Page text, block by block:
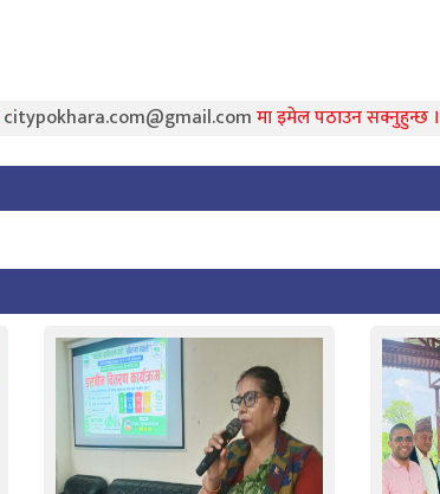
citypokhara.com@gmail.comमा इमेल पठाउन सक्नुहुन्छ ।